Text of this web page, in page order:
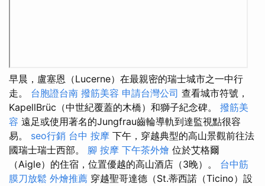
早晨，盧塞恩（Lucerne）在最親密的瑞士城市之一中行
走。 台胞證台南 撥筋美容 申請台灣公司 查看城市符號，
KapellBrüc（中世紀覆蓋的木橋）和獅子紀念碑。 撥筋美
容 遠足或使用著名的Jungfrau齒輪導軌到達監視點很容
易。 seo行銷 台中 按摩 下午，穿越典型的高山景觀前往法
國瑞士瑞士西部。 腳 按摩 下午茶外燴 位於艾格爾
（Aigle）的住宿，位置優越的高山酒店（3晚）。 台中筋
膜刀放鬆 外燴推薦 穿越聖哥達德（St.蒂西諾（Ticino）設